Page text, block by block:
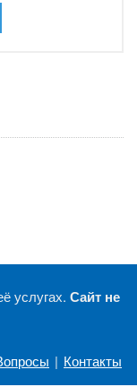
услугах. Сайт не
| Контакты